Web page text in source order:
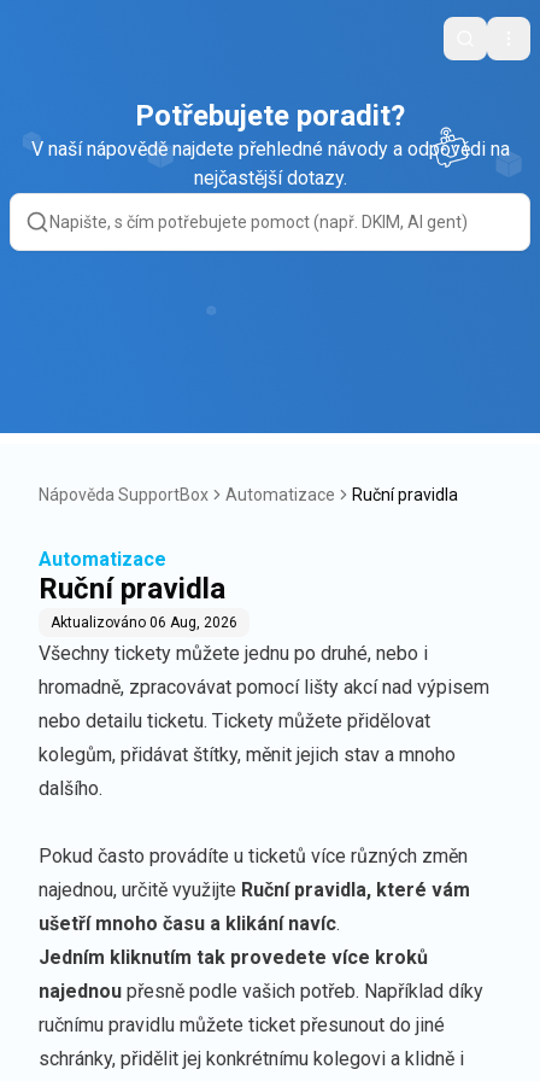
Search
Potřebujete poradit?
V naší nápovědě najdete přehledné návody a odpovědi na
nejčastější dotazy.
Nápověda SupportBox Automatizace Ruční pravidla
Automatizace
Ruční pravidla
Aktualizováno 06 Aug, 2026
Všechny tickety můžete jednu po druhé, nebo i
hromadně, zpracovávat pomocí lišty akcí nad výpisem
nebo detailu ticketu. Tickety můžete přidělovat
kolegům, přidávat štítky, měnit jejich stav a mnoho
dalšího.
Pokud často provádíte u ticketů více různých změn
najednou, určitě využijte Ruční pravidla, které vám
ušetří mnoho času a klikání navíc.
Jedním kliknutím tak provedete více kroků
najednou přesně podle vašich potřeb. Například díky
ručnímu pravidlu můžete ticket přesunout do jiné
schránky, přidělit jej konkrétnímu kolegovi a klidně i